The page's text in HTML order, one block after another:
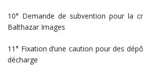
10° Demande de subvention pour la
Balthazar Images
11° Fixation d’une caution pour des
décharge